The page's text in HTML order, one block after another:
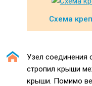
Схема
Узел соединения
стропил крыши
крыши. Помимо